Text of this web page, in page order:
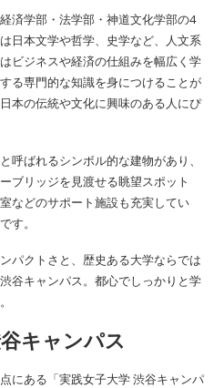
済学部・法学部・神道文化学部の4
日本文学や哲学、史学など、人文系
ビジネスや経済の仕組みを幅広く学
る専門的な知識を身につけることが
本の伝統や文化に興味のある人にぴ
呼ばれるシンボル的な建物があり、
ブリッジを見渡せる眺望スポット
などのサポート施設も充実してい
す。
パクトさと、歴史ある大学ならでは
谷キャンパス。都心でしっかりと学
キャンパス
にある「実践女子大学 渋谷キャンパ